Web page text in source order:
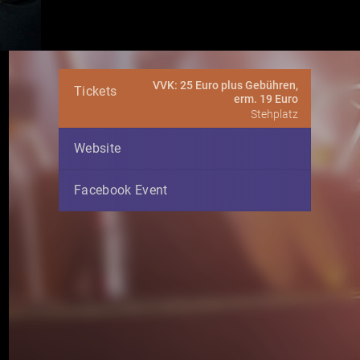
Tickets
VVK: 25 Euro plus Gebühren,
erm. 19 Euro
Stehplatz
Website
Facebook Event